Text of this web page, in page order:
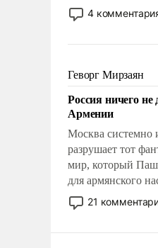
США потребуется
лет. Даже
Сложившаяся
означает
уязвимости США,
перед Китаем.
4
Геворг Мирзаян
Россия ничего
Армении
Москва системно
разрушает тот
мир, который
для армянского
Мир, где политические
прожекты будут
21